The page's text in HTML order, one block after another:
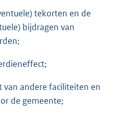
tekorten en de
bijdragen van
van andere faciliteiten en
de gemeente;